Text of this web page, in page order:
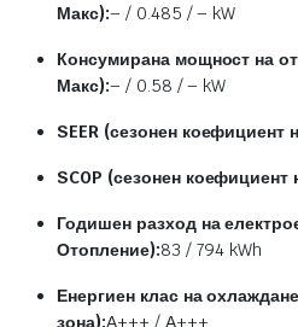
Макс):– / 0.485 / – kW
Консумирана мощност на
Макс):– / 0.58 / – kW
SEER (сезонен коефициент
SCOP (сезонен
Годишен разход на
Отопление):83 / 794 kWh
Енергиен клас на
зона):А+++ / А+++